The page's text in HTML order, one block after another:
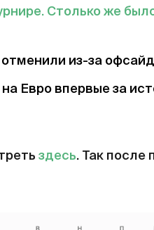
Столько же
из-за
Евро впервые за
здесь. Так после